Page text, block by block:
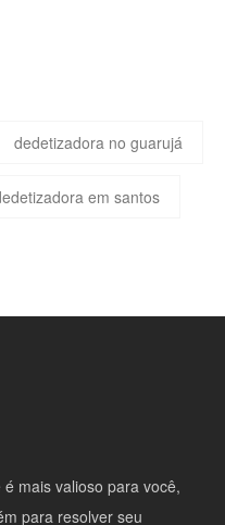
dedetizadora no guarujá
em santos
mais valioso para você,
para resolver seu